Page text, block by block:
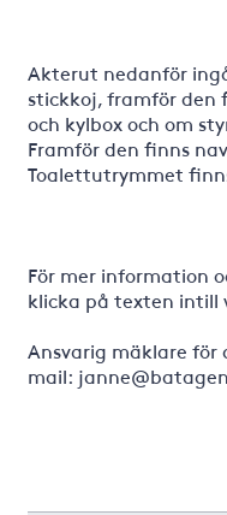
Akterut nedanför
stickkoj, framför den
och kylbox och om
Framför den finns
Toalettutrymmet
För mer information
klicka på texten intill
Ansvarig mäklare
mail: